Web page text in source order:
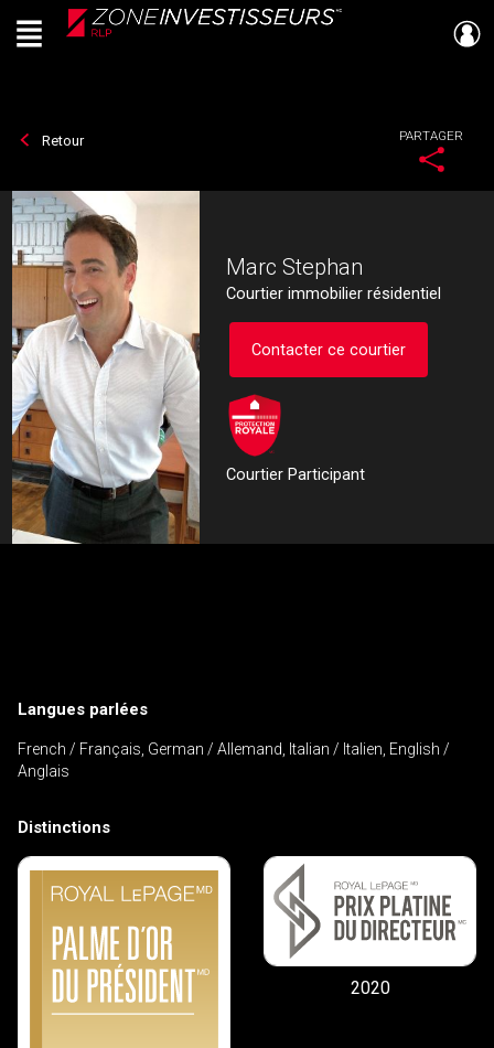
Live
En Direct
Menu
Retour PARTAGER
Marc Stephan
Courtier immobilier résidentiel
Contacter ce courtier
Courtier Participant
votre
Nom
Téléphone
(Optionnel)
Message
Langues parlées
French / Français, German / Allemand, Italian / Italien, English /
Anglais
Distinctions
2020